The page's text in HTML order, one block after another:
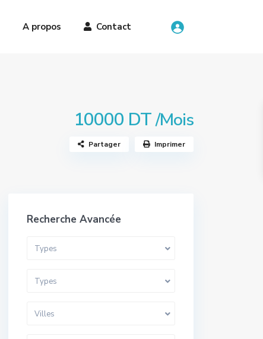
A propos Contact
10000 DT/Mois
Partager Imprimer
Recherche Avancée
Types
Types
Villes